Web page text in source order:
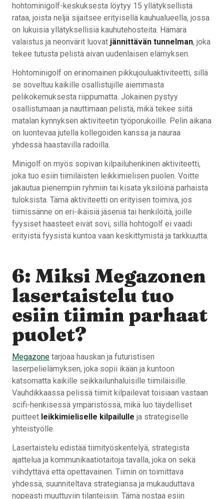
hohtominigolf-keskuksesta löytyy 15 yllätyksellistä
rataa, joista neljä sijaitsee erityisellä kauhualueella, jossa
on lukuisia yllätyksellisiä kauhutehosteita. Hämärä
valaistus ja neonvärit luovat jännittävän tunnelman, joka
tekee tutusta pelistä aivan uudenlaisen elämyksen.
Hohtominigolf on erinomainen pikkujouluaktiviteetti, sillä
se soveltuu kaikille osallistujille aiemmasta
pelikokemuksesta riippumatta. Jokainen pystyy
osallistumaan ja nauttimaan pelistä, mikä tekee siitä
matalan kynnyksen aktiviteetin työporukoille. Pelin aikana
on luontevaa jutella kollegoiden kanssa ja nauraa
yhdessä haastavilla radoilla.
Minigolf on myös sopivan kilpailuhenkinen aktiviteetti,
joka tuo esiin tiimiläisten leikkimielisen puolen. Voitte
jakautua pienempiin ryhmiin tai kisata yksilöinä parhaista
tuloksista. Tämä aktiviteetti on erityisen toimiva, jos
tiimissänne on eri-ikäisiä jäseniä tai henkilöitä, joille
fyysiset haasteet eivät sovi, sillä hohtogolf ei vaadi
erityistä fyysistä kuntoa vaan keskittymistä ja tarkkuutta.
6: Miksi Megazonen
lasertaistelu tuo
esiin tiimin parhaat
puolet?
Megazone tarjoaa hauskan ja futuristisen
laserpelielämyksen, joka sopii ikään ja kuntoon
katsomatta kaikille seikkailunhaluisille tiimiläisille.
Vauhdikkaassa pelissä tiimit kilpailevat toisiaan vastaan
scifi-henkisessä ympäristössä, mikä luo täydelliset
puitteet leikkimieliselle kilpailulle ja strategiselle
yhteistyölle.
Lasertaistelu edistää tiimityöskentelyä, strategista
ajattelua ja kommunikaatiotaitoja tavalla, joka on sekä
viihdyttävä että opettavainen. Tiimin on toimittava
yhdessä, suunniteltava strategiansa ja mukauduttava
nopeasti muuttuviin tilanteisiin. Tämä nostaa esiin